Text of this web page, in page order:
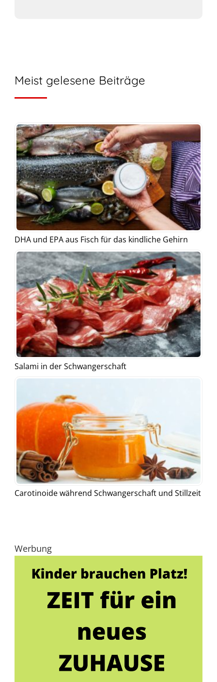
Meist gelesene Beiträge
DHA und EPA aus Fisch für das kindliche Gehirn
Salami in der Schwangerschaft
Carotinoide während Schwangerschaft und Stillzeit
Werbung